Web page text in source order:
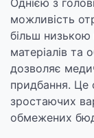
Однією з
можливість
більш низькою
матеріалів та
дозволяє
придбання. Це
зростаючих
обмежених